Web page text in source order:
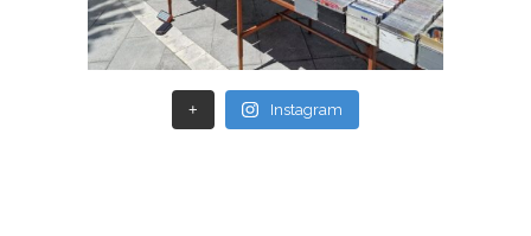
+ Instagram